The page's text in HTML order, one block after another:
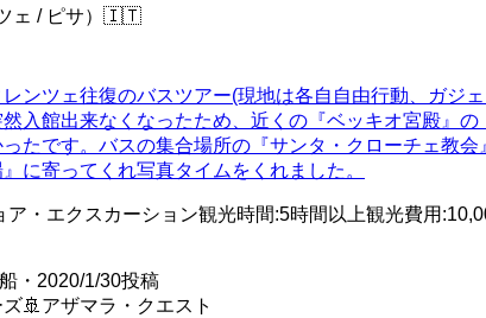
ェ / ピサ） 🇮🇹
ンツェ往復のバスツアー(現地は各自自由行動、ガ
入館出来なくなったため、近くの『ベッキオ宮殿』
たです。バスの集合場所の『サンタ・クローチェ教
に寄ってくれ写真タイムをくれました。
ア・エクスカーション観光時間:5時間以上観光費用 :
・2020/1/30投稿
ズ🚢アザマラ・クエスト